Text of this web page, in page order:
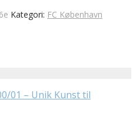
Kategori: FC København
01 – Unik Kunst til